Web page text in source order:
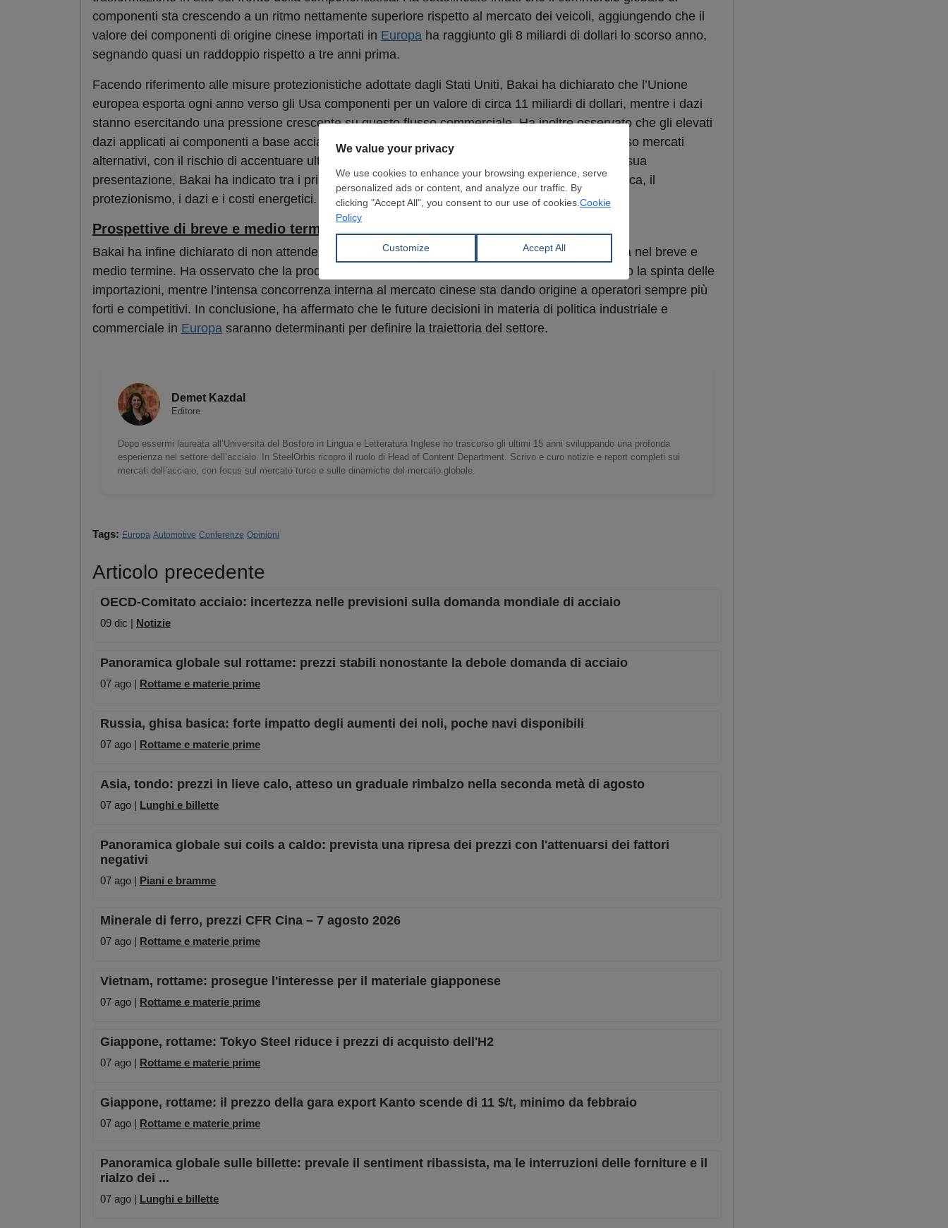
componenti sta crescendo a un ritmo nettamente superiore rispetto al mercato dei veicoli, aggiungendo che il
valore dei componenti di origine cinese importati in Europa ha raggiunto gli 8 miliardi di dollari lo scorso anno,
segnando quasi un raddoppio rispetto a tre anni prima.
Facendo riferimento alle misure protezionistiche adottate dagli Stati Uniti, Bakai ha dichiarato che l’Unione
europea esporta ogni anno verso gli Usa componenti per un valore di circa 11 miliardi di dollari, mentre i dazi
stanno esercitando una pressione crescente su questo flusso commerciale. Ha inoltre osservato che gli elevati
dazi applicati ai componenti a base acciaio potrebbero spingere i fornitori cinesi a orientarsi verso mercati
alternativi, con il rischio di accentuare ulteriormente la pressione competitiva sull’Europa. Nella sua
presentazione, Bakai ha indicato tra i principali fattori di rischio per il settore l’instabilità geopolitica, il
protezionismo, i dazi e i costi energetici.
Prospettive di breve e medio termine per l’Europa
Bakai ha infine dichiarato di non attendersi una chiara ripresa per l’industria siderurgica europea nel breve e
medio termine. Ha osservato che la produzione europea di veicoli leggeri continua a ridursi sotto la spinta delle
importazioni, mentre l’intensa concorrenza interna al mercato cinese sta dando origine a operatori sempre più
forti e competitivi. In conclusione, ha affermato che le future decisioni in materia di politica industriale e
commerciale in Europa saranno determinanti per definire la traiettoria del settore.
Demet Kazdal
Editore
Dopo essermi laureata all’Università del Bosforo in Lingua e Letteratura Inglese ho trascorso gli ultimi 15 anni sviluppando una profonda
esperienza nel settore dell’acciaio. In SteelOrbis ricopro il ruolo di Head of Content Department. Scrivo e curo notizie e report completi sui
mercati dell’acciaio, con focus sul mercato turco e sulle dinamiche del mercato globale.
Tags: Europa Automotive Conferenze Opinioni
Articolo precedente
OECD-Comitato acciaio: incertezza nelle previsioni sulla domanda mondiale di acciaio
09 dic | Notizie
Panoramica globale sul rottame: prezzi stabili nonostante la debole domanda di acciaio
07 ago | Rottame e materie prime
Russia, ghisa basica: forte impatto degli aumenti dei noli, poche navi disponibili
07 ago | Rottame e materie prime
Asia, tondo: prezzi in lieve calo, atteso un graduale rimbalzo nella seconda metà di agosto
07 ago | Lunghi e billette
Panoramica globale sui coils a caldo: prevista una ripresa dei prezzi con l'attenuarsi dei fattori
negativi
07 ago | Piani e bramme
Minerale di ferro, prezzi CFR Cina – 7 agosto 2026
07 ago | Rottame e materie prime
Vietnam, rottame: prosegue l'interesse per il materiale giapponese
07 ago | Rottame e materie prime
Giappone, rottame: Tokyo Steel riduce i prezzi di acquisto dell'H2
07 ago | Rottame e materie prime
Giappone, rottame: il prezzo della gara export Kanto scende di 11 $/t, minimo da febbraio
07 ago | Rottame e materie prime
Panoramica globale sulle billette: prevale il sentiment ribassista, ma le interruzioni delle forniture e il
rialzo dei ...
07 ago | Lunghi e billette